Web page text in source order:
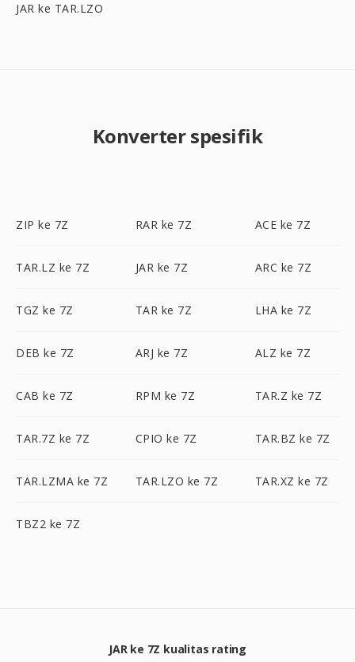
JAR ke TAR.LZO
Konverter spesifik
ZIP ke 7Z RAR ke 7Z ACE ke 7Z
TAR.LZ ke 7Z JAR ke 7Z ARC ke 7Z
TGZ ke 7Z TAR ke 7Z LHA ke 7Z
DEB ke 7Z ARJ ke 7Z ALZ ke 7Z
CAB ke 7Z RPM ke 7Z TAR.Z ke 7Z
TAR.7Z ke 7Z CPIO ke 7Z TAR.BZ ke 7Z
TAR.LZMA ke 7Z TAR.LZO ke 7Z TAR.XZ ke 7Z
TBZ2 ke 7Z
JAR ke 7Z kualitas rating